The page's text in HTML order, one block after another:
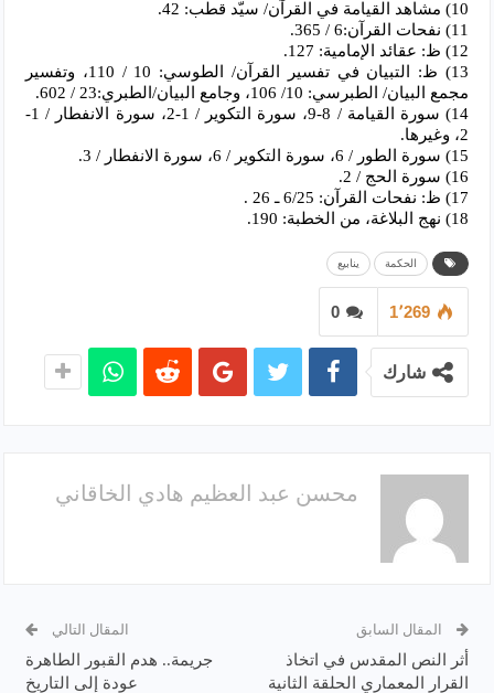
10) مشاهد القيامة في القرآن/ سيّد قطب: 42.
11) نفحات القرآن:6 / 365.
12) ظ: عقائد الإمامية: 127.
13) ظ: التبيان في تفسير القرآن/ الطوسي: 10 / 110، وتفسير
مجمع البيان/ الطبرسي: 10/ 106، وجامع البيان/الطبري:23 / 602.
14) سورة القيامة / 8-9، سورة التكوير / 1-2، سورة الانفطار / 1-
2، وغيرها.
15) سورة الطور / 6، سورة التكوير / 6، سورة الانفطار / 3.
16) سورة الحج / 2.
17) ظ: نفحات القرآن: 6/25 ـ 26 .
18) نهج البلاغة، من الخطبة: 190.
الحكمة ينابيع
0 1٬269
شارك
محسن عبد العظيم هادي الخاقاني
المقال السابق
أثر النص المقدس في اتخاذ
القرار المعماري الحلقة الثانية
المقال التالي
جريمة.. هدم القبور الطاهرة
عودة إلى التاريخ